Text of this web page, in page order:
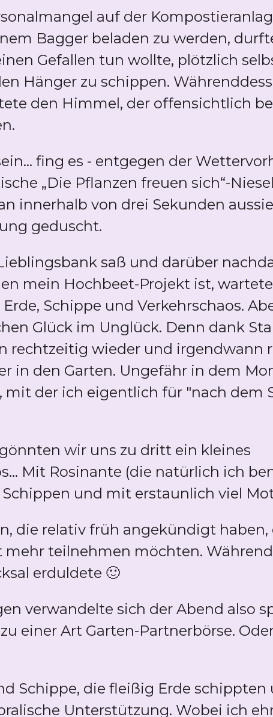
auf der
Bagger beladen zu werden,
Gefallen tun wollte, plötzlich
Hänger zu schippen.
den Himmel, der offensichtlich
fing es - entgegen der
„Die Pflanzen freuen sich“-
innerhalb von drei Sekunden
geduscht.
saß und darüber
mein Hochbeet-Projekt ist, wartete
Schippe und Verkehrschaos.
Glück im Unglück. Denn dank
rechtzeitig wieder und irgendwann
in den Garten. Ungefähr in dem
der ich eigentlich für "nach dem
wir uns zu dritt ein kleines
Mit Rosinante (die natürlich ich
und mit erstaunlich viel
die relativ früh angekündigt haben,
teilnehmen möchten.
erduldete 🙂
verwandelte sich der Abend also
einer Art Garten-Partnerbörse.
Schippe, die fleißig Erde schippten
Unterstützung. Wobei ich